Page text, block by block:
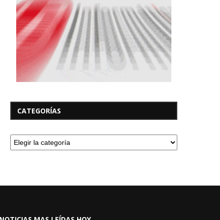
CATEGORÍAS